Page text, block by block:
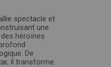
spectacle et
une
héroïnes
De
il transforme